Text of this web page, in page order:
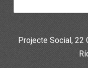
Projecte Social, 22